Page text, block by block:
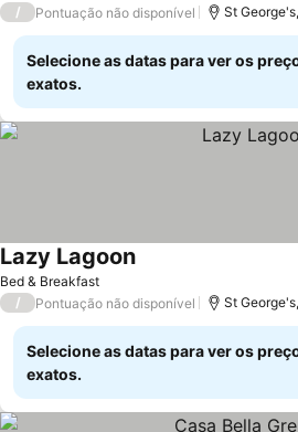
/ Pontuação não disponível St
Selecione as datas para ver os
exatos.
Bed & Breakfast
Lazy LagoonVer preços
/ Pontuação não disponível St
Selecione as datas para ver os
exatos.